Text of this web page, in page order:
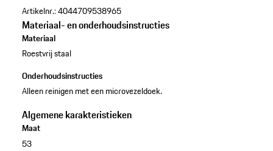
Artikelnr.:4044709538965
Materiaal- en onderhoudsinstructies
Materiaal
Roestvrij staal
Onderhoudsinstructies
Alleen reinigen met een microvezeldoek.
Algemene karakteristieken
Maat
53